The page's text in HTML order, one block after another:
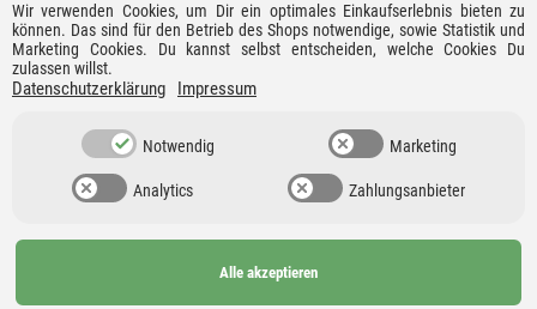
Vertrag widerrufen
Versandkosten und Lieferzeiten
Zahlungsarten
Wir verwenden Cookies, um Dir ein optimales Einkaufserlebnis bieten zu
können. Das sind für den Betrieb des Shops notwendige, sowie Statistik und
Marketing Cookies. Du kannst selbst entscheiden, welche Cookies Du
zulassen willst.
Datenschutzerklärung Impressum
Notwendig Marketing
Analytics Zahlungsanbieter
Alle akzeptieren